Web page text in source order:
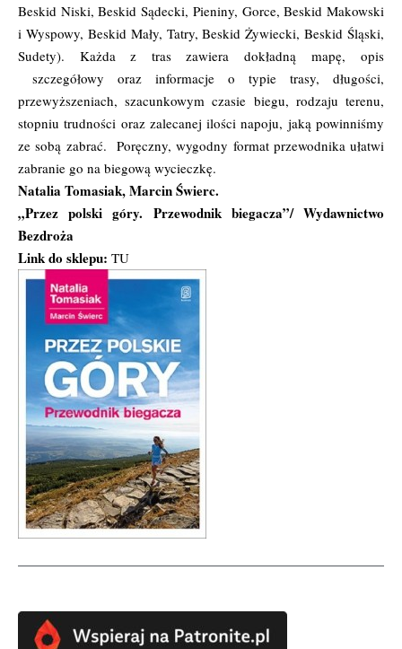
Beskid Niski, Beskid Sądecki, Pieniny, Gorce, Beskid Makowski
i Wyspowy, Beskid Mały, Tatry, Beskid Żywiecki, Beskid Śląski,
Sudety). Każda z tras zawiera dokładną mapę, opis
szczegółowy oraz informacje o typie trasy, długości,
przewyższeniach, szacunkowym czasie biegu, rodzaju terenu,
stopniu trudności oraz zalecanej ilości napoju, jaką powinniśmy
ze sobą zabrać. Poręczny, wygodny format przewodnika ułatwi
zabranie go na biegową wycieczkę.
Natalia Tomasiak, Marcin Świerc.
„Przez polski góry. Przewodnik biegacza”/ Wydawnictwo
Bezdroża
Link do sklepu: TU